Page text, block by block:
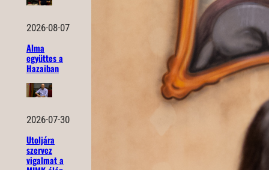
2026-08-07
Alma
együttes a
Hazaiban
2026-07-30
Utoljára
szervez
vigalmat a